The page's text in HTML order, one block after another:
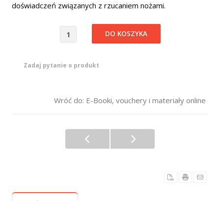
doświadczeń związanych z rzucaniem nożami.
Zadaj pytanie o produkt
Wróć do: E-Booki, vouchery i materiały online